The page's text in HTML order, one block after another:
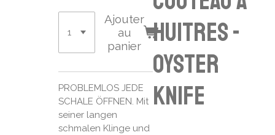
huitres -
oyster
knife
Ajouter
au
panier
PROBLEMLOS JEDE
SCHALE ÖFFNEN. Mit
seiner langen
schmalen Klinge und